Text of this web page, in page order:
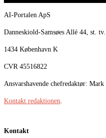
AI-Portalen ApS
Danneskiold-Samsøes Allé 44, st. tv.
1434 København K
CVR 45516822
Ansvarshavende chefredaktør:
Kontakt redaktionen
Kontakt